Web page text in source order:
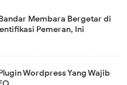
Membara Bergetar di
Pemeran, Ini
Wordpress Yang Wajib